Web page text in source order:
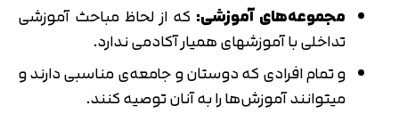
مجموعه‌های آموزشی: که از لحاظ مباحث آموزشی
تداخلی با آموزشهای همیار آکادمی ندارد.
و تمام افرادی که دوستان و جامعه‌ی مناسبی دارند و
میتوانند آموزش‌ها را به آنان توصیه کنند.